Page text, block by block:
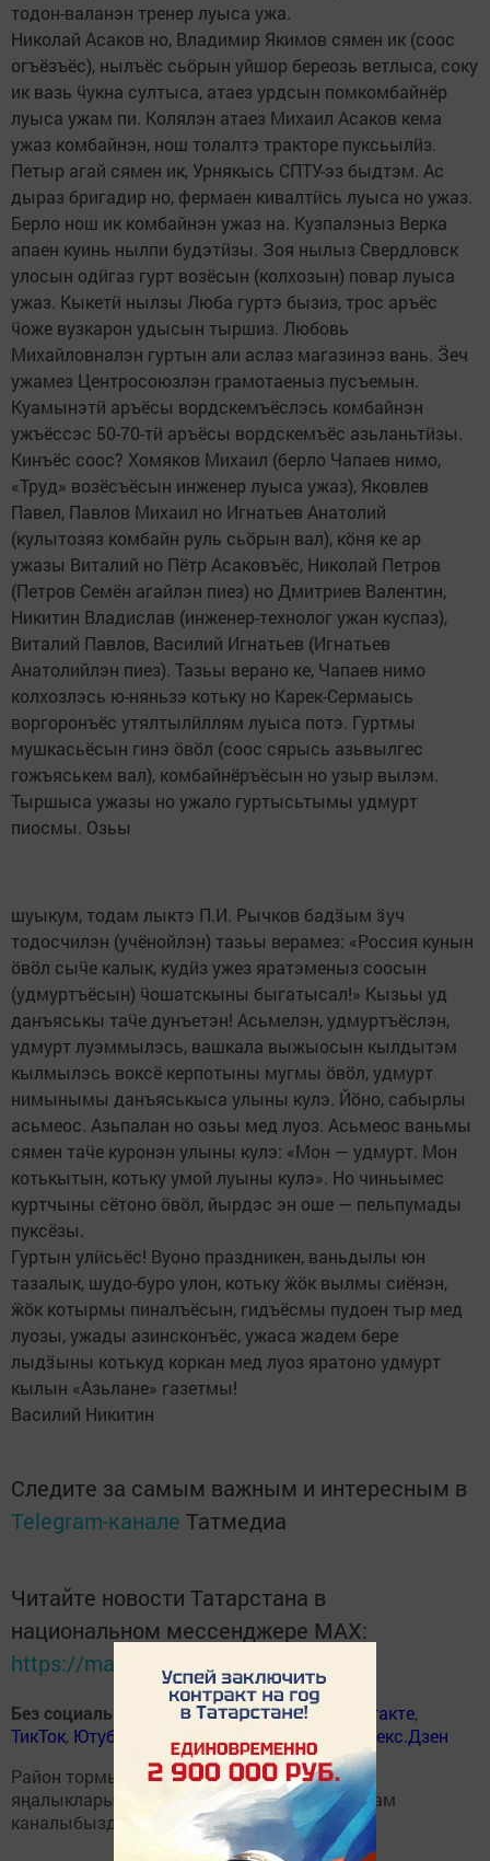
тодон-валанэн тренер луыса ужа.
Николай Асаков но, Владимир Якимов сямен ик (соос
огъёзъёс), нылъёс сьӧрын уйшор береозь ветлыса, соку
ик вазь ӵукна султыса, атаез урдсын помкомбайнёр
луыса ужам пи. Колялэн атаез Михаил Асаков кема
ужаз комбайнэн, нош толалтэ тракторе пуксьылӥз.
Петыр агай сямен ик, Урнякысь СПТУ-эз быдтэм. Ас
дыраз бригадир но, фермаен кивалтӥсь луыса но ужаз.
Берло нош ик комбайнэн ужаз на. Кузпалэныз Верка
апаен куинь нылпи будэтӥзы. Зоя нылыз Свердловск
улосын одӥгаз гурт возёсын (колхозын) повар луыса
ужаз. Кыкетӥ нылзы Люба гуртэ бызиз, трос аръёс
ӵоже вузкарон удысын тыршиз. Любовь
Михайловналэн гуртын али аслаз магазинэз вань. Ӟеч
ужамез Центросоюзлэн грамотаеныз пусъемын.
Куамынэтӥ аръёсы вордскемъёслэсь комбайнэн
ужъёссэс 50-70-тӥ аръёсы вордскемъёс азьланьтӥзы.
Кинъёс соос? Хомяков Михаил (берло Чапаев нимо,
«Труд» возёсъёсын инженер луыса ужаз), Яковлев
Павел, Павлов Михаил но Игнатьев Анатолий
(кулытозяз комбайн руль сьӧрын вал), кӧня ке ар
ужазы Виталий но Пётр Асаковъёс, Николай Петров
(Петров Семён агайлэн пиез) но Дмитриев Валентин,
Никитин Владислав (инженер-технолог ужан куспаз),
Виталий Павлов, Василий Игнатьев (Игнатьев
Анатолийлэн пиез). Тазьы верано ке, Чапаев нимо
колхозлэсь ю-няньзэ котьку но Карек-Сермаысь
воргоронъёс утялтылӥллям луыса потэ. Гуртмы
мушкасьёсын гинэ ӧвӧл (соос сярысь азьвылгес
гожъяськем вал), комбайнёръёсын но узыр вылэм.
Тыршыса ужазы но ужало гуртысьтымы удмурт
пиосмы. Озьы
шуыкум, тодам лыктэ П.И. Рычков бадӟым ӟуч
тодосчилэн (учёнойлэн) тазьы верамез: «Россия кунын
ӧвӧл сыӵе калык, кудӥз ужез яратэменыз соосын
(удмуртъёсын) ӵошатскыны быгатысал!» Кызьы уд
данъяськы таӵе дунъетэн! Асьмелэн, удмуртъёслэн,
удмурт луэммылэсь, вашкала выжыосын кылдытэм
кылмылэсь воксё керпотыны мугмы ӧвӧл, удмурт
нимынымы данъяськыса улыны кулэ. Йӧно, сабырлы
асьмеос. Азьпалан но озьы мед луоз. Асьмеос ваньмы
сямен таӵе куронэн улыны кулэ: «Мон — удмурт. Мон
котькытын, котьку умой луыны кулэ». Но чиньымес
куртчыны сётоно ӧвӧл, йырдэс эн оше — пельпумады
пуксёзы.
Гуртын улӥсьёс! Вуоно праздникен, ваньдылы юн
тазалык, шудо-буро улон, котьку ӝӧк вылмы сиёнэн,
ӝӧк котырмы пиналъёсын, гидъёсмы пудоен тыр мед
луозы, ужады азинсконъёс, ужаса жадем бере
лыдӟыны котькуд коркан мед луоз яратоно удмурт
кылын «Азьлане» газетмы!
Василий Никитин
Следите за самым важным и интересным в
Telegram-канале Татмедиа
Читайте новости Татарстана в
национальном мессенджере MАХ:
https://max.ru/tatmedia
Без социаль челтәрләрдә:ВКонтакте ВКонтакте,
ТикТок, Ютуб
Яндекс.Дзен
Район тормышына кагылышлы иң мөһим
яңалыкларыбызны
Балтаси_Хезмэт
телеграм
каналыбызда да укыгыз.